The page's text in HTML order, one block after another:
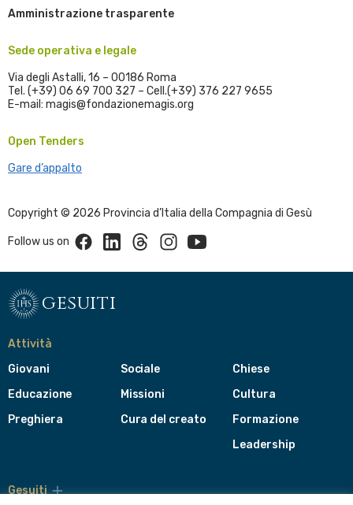
Amministrazione trasparente
Sede operativa e legale
Via degli Astalli, 16 – 00186 Roma
Tel. (+39) 06 69 700 327 – Cell.(+39) 376 227 9655
E-mail: magis@fondazionemagis.org
Open Tenders
Gare d’appalto
Copyright © 2026 Provincia d’Italia della Compagnia di Gesù
Follow us on FacebookLinkedinThreadsInstagramYoutube
gesuiti
Attività
Giovani
Educazione
Preghiera
Sociale
Missioni
Cura del creato
Chiese
Cultura
Formazione
Leadership
Gesuiti